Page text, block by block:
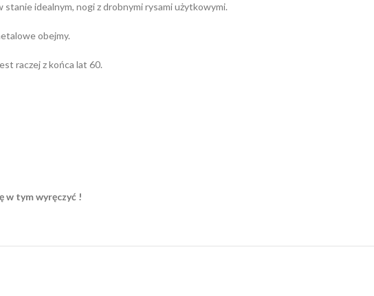
idealnym, nogi z drobnymi rysami użytkowymi.
obejmy.
raczej z końca lat 60.
w tym wyręczyć !